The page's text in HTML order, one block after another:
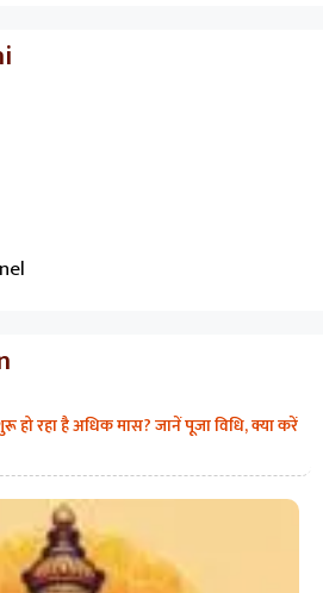
रहा है अधिक मास? जानें पूजा विधि, क्या करें